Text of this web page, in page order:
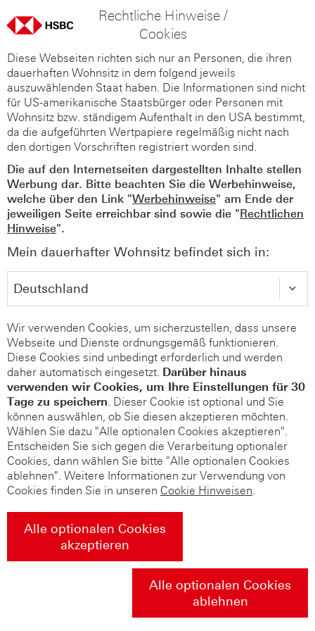
Rechtliche Hinweise /
Cookies
Diese Webseiten richten sich nur an Personen, die ihren
dauerhaften Wohnsitz in dem folgend jeweils
auszuwählenden Staat haben. Die Informationen sind nicht
für US-amerikanische Staatsbürger oder Personen mit
Wohnsitz bzw. ständigem Aufenthalt in den USA bestimmt,
da die aufgeführten Wertpapiere regelmäßig nicht nach
den dortigen Vorschriften registriert worden sind.
Die auf den Internetseiten dargestellten Inhalte stellen
Werbung dar. Bitte beachten Sie die Werbehinweise,
welche über den Link "Werbehinweise" am Ende der
jeweiligen Seite erreichbar sind sowie die "Rechtlichen
Hinweise".
Mein dauerhafter Wohnsitz befindet sich in:
Wir verwenden Cookies, um sicherzustellen, dass unsere
Webseite und Dienste ordnungsgemäß funktionieren.
Diese Cookies sind unbedingt erforderlich und werden
daher automatisch eingesetzt. Darüber hinaus
verwenden wir Cookies, um Ihre Einstellungen für 30
Tage zu speichern. Dieser Cookie ist optional und Sie
können auswählen, ob Sie diesen akzeptieren möchten.
Wählen Sie dazu "Alle optionalen Cookies akzeptieren".
Entscheiden Sie sich gegen die Verarbeitung optionaler
Cookies, dann wählen Sie bitte "Alle optionalen Cookies
ablehnen". Weitere Informationen zur Verwendung von
Cookies finden Sie in unseren Cookie Hinweisen.
Alle optionalen Cookies
akzeptieren
Alle optionalen Cookies
ablehnen